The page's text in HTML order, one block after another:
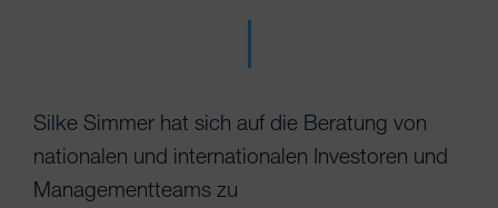
Silke Simmer hat sich auf die Beratung von
nationalen und internationalen Investoren und
Managementteams zu